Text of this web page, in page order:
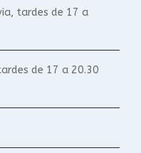
tardes de 17 a
de 17 a 20.30